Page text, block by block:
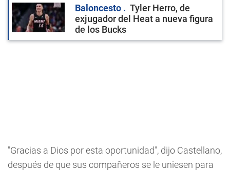
Baloncesto
Tyler Herro, de
exjugador del Heat a nueva figura
de los Bucks
"Gracias a Dios por esta oportunidad", dijo Castellano,
después de que sus compañeros se le uniesen para